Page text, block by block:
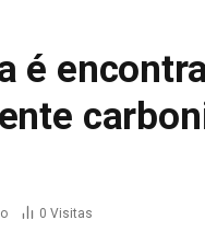
é
0 Visitas